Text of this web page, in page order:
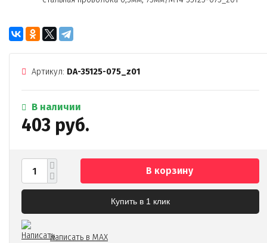
Артикул: DA-35125-075_z01
В наличии
403 руб.
В корзину
Купить в 1 клик
Написать в MAX